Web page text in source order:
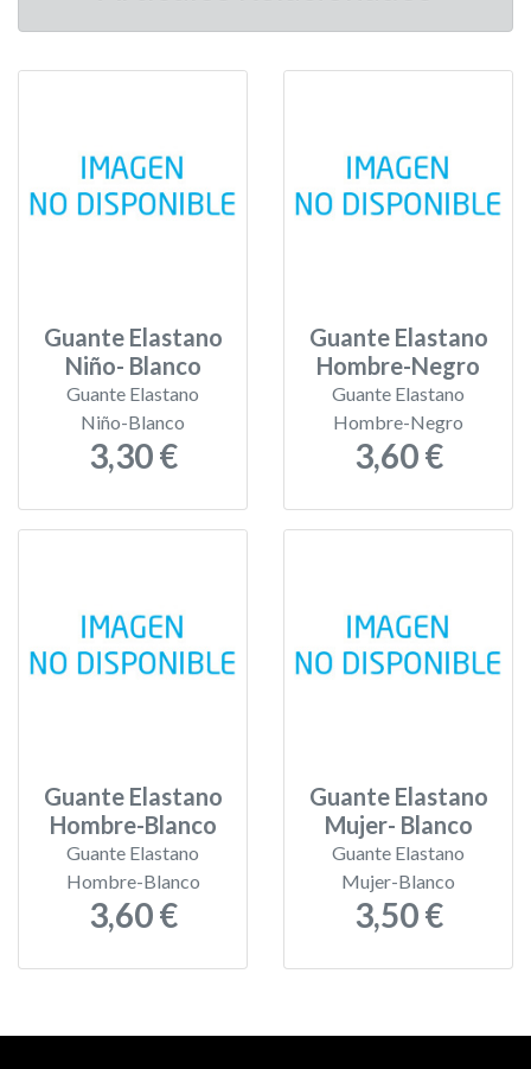
Guante Elastano
Niño- Blanco
Guante Elastano
Niño-Blanco
3,30 €
Guante Elastano
Hombre-Negro
Guante Elastano
Hombre-Negro
3,60 €
Guante Elastano
Hombre-Blanco
Guante Elastano
Hombre-Blanco
3,60 €
Guante Elastano
Mujer- Blanco
Guante Elastano
Mujer-Blanco
3,50 €